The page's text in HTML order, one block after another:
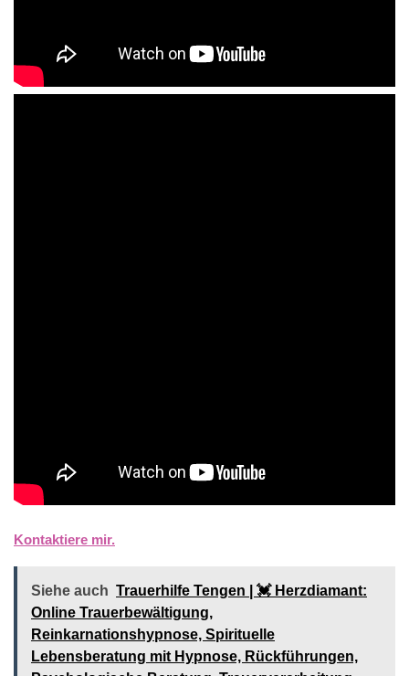
Kontaktiere mir.
Siehe auch Trauerhilfe Tengen | 💓️️ Herzdiamant:
Online Trauerbewältigung,
Reinkarnationshypnose, Spirituelle
Lebensberatung mit Hypnose, Rückführungen,